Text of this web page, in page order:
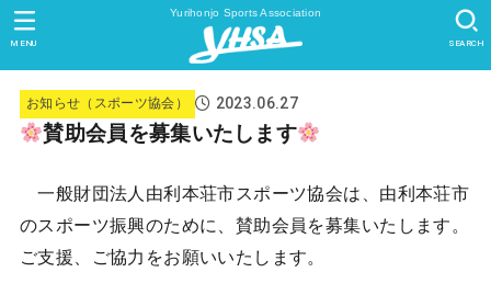
Yurihonjo Sports Association
SEARCH
MENU
お知らせ（スポーツ協会） 2023.06.27
賛助会員を募集いたします
一般財団法人由利本荘市スポーツ協会は、由利本荘市
のスポーツ振興のために、賛助会員を募集いたします。
ご支援、ご協力をお願いいたします。